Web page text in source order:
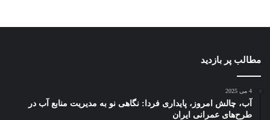
مطالب پر بازدید
4 می 2025
آب، چالش امروز، پایداری فردا: نگاهی نو به مدیریت منابع آب در
طرح‌های عمرانی ایران